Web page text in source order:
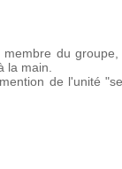
du
la main.
de l'unité